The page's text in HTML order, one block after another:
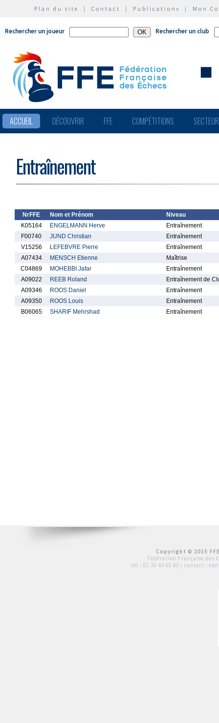
Plan du site | Contact | Publications | Mon
Rechercher un joueur Rechercher un club
ACCUEIL DÉCOUVRIR FFE COMPÉTITIONS
Entraînement
NrFFE Nom et Prénom
Niveau
K05164
ENGELMANN Herve
Entraînement
F00740
JUND Christian
Entraînement
V15256
LEFEBVRE Pierre
Entraînement
A07434
MENSCH Etienne
Maîtrise
C04869
MOHEBBI Jafar
Entraînement
A09022
REEB Roland
Entraînement de
A09346
ROOS Daniel
Entraînement
A09350
ROOS Louis
Entraînement
B06065
SHARIF Mehrshad Entraînement
Copyright © 2015
Fédération Française des
tél : 01 39 44 65 80 | contact :